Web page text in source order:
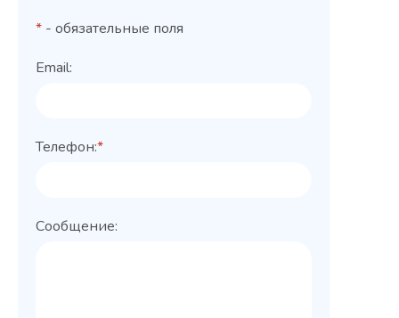
* - обязательные поля
Email:
Телефон:*
Сообщение: